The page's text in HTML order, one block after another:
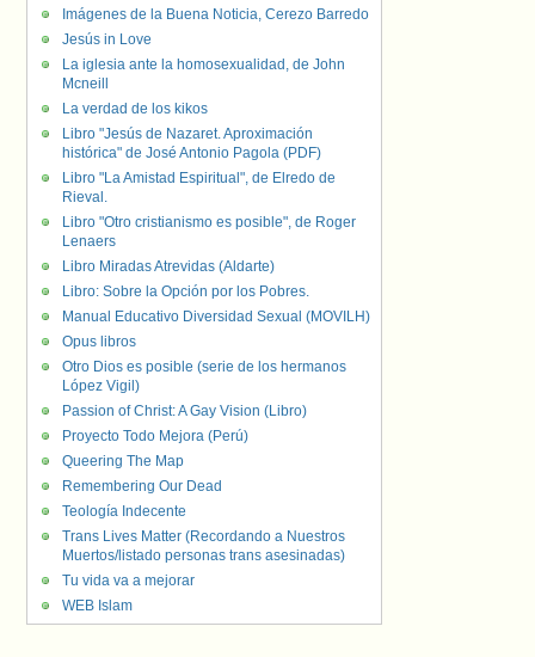
Imágenes de la Buena Noticia, Cerezo Barredo
Jesús in Love
La iglesia ante la homosexualidad, de John
Mcneill
La verdad de los kikos
Libro "Jesús de Nazaret. Aproximación
histórica" de José Antonio Pagola (PDF)
Libro "La Amistad Espiritual", de Elredo de
Rieval.
Libro "Otro cristianismo es posible", de Roger
Lenaers
Libro Miradas Atrevidas (Aldarte)
Libro: Sobre la Opción por los Pobres.
Manual Educativo Diversidad Sexual (MOVILH)
Opus libros
Otro Dios es posible (serie de los hermanos
López Vigil)
Passion of Christ: A Gay Vision (Libro)
Proyecto Todo Mejora (Perú)
Queering The Map
Remembering Our Dead
Teología Indecente
Trans Lives Matter (Recordando a Nuestros
Muertos/listado personas trans asesinadas)
Tu vida va a mejorar
WEB Islam